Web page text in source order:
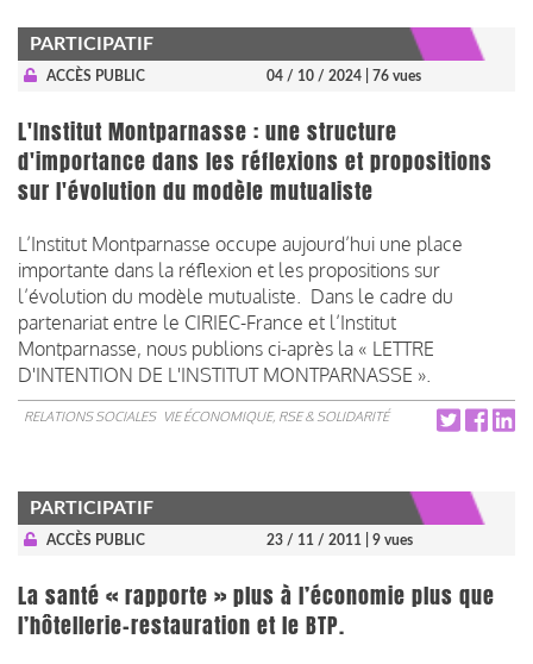
PARTICIPATIF
ACCÈS PUBLIC 04 / 10 / 2024 | 76 vues
L'Institut Montparnasse : une structure
d'importance dans les réflexions et propositions
sur l'évolution du modèle mutualiste
L’Institut Montparnasse occupe aujourd’hui une place
importante dans la réflexion et les propositions sur
l’évolution du modèle mutualiste. Dans le cadre du
partenariat entre le CIRIEC-France et l’Institut
Montparnasse, nous publions ci-après la « LETTRE
D'INTENTION DE L'INSTITUT MONTPARNASSE ».
RELATIONS SOCIALES VIE ÉCONOMIQUE, RSE & SOLIDARITÉ
PARTICIPATIF
ACCÈS PUBLIC 23 / 11 / 2011 | 9 vues
La santé « rapporte » plus à l’économie plus que
l’hôtellerie-restauration et le BTP.